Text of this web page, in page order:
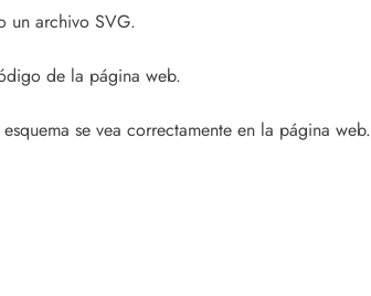
un archivo SVG.
de la página web.
se vea correctamente en la página web.